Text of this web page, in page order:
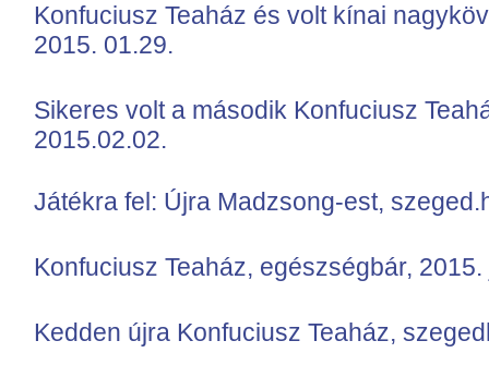
Konfuciusz Teaház és volt kínai
2015. 01.29.
Sikeres volt a második Konfuciusz
2015.02.02.
Játékra fel: Újra Madzsong-est,
Konfuciusz Teaház, egészségbár,
Kedden újra Konfuciusz Teaház,